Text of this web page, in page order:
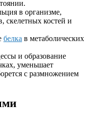
в организме,
скелетных костей и
белка в метаболических
и образование
уменьшает
с размножением